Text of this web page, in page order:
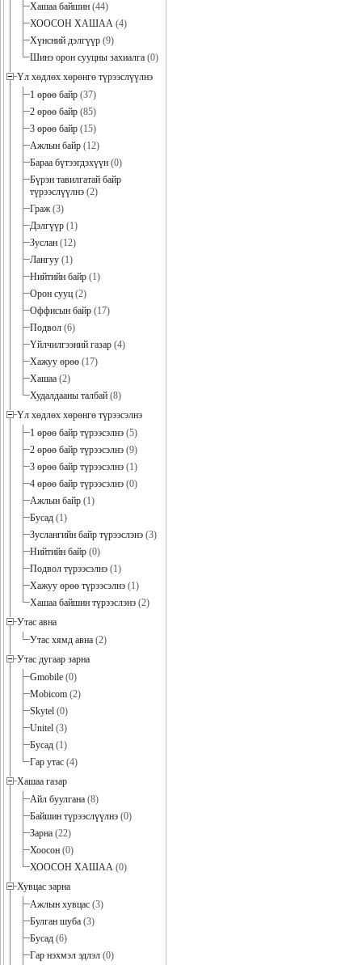
Хашаа байшин (44)
ХООСОН ХАШАА (4)
Хүнсний дэлгүүр (9)
Шинэ орон сууцны захиалга (0)
Үл хөдлөх хөрөнгө түрээслүүлнэ
1 өрөө байр (37)
2 өрөө байр (85)
3 өрөө байр (15)
Ажлын байр (12)
Бараа бүтээгдэхүүн (0)
Бүрэн тавилгатай байр
түрээслүүлнэ (2)
Граж(3)
Дэлгүүр (1)
Зуслан (12)
Лангуу (1)
Нийтийн байр (1)
Орон сууц (2)
Оффисын байр (17)
Подвол (6)
Үйлчилгээний газар (4)
Хажуу өрөө (17)
Хашаа (2)
Худалдааны талбай (8)
Үл хөдлөх хөрөнгө түрээсэлнэ
1 өрөө байр түрээсэлнэ (5)
2 өрөө байр түрээсэлнэ (9)
3 өрөө байр түрээсэлнэ (1)
4 өрөө байр түрээсэлнэ (0)
Ажлын байр (1)
Бусад (1)
Зуслангийн байр түрээслэнэ (3)
Нийтийн байр (0)
Подвол түрээсэлнэ (1)
Хажуу өрөө түрээсэлнэ (1)
Хашаа байшин түрээслэнэ (2)
Утас авна
Утас хямд авна (2)
Утас дугаар зарна
Gmobile (0)
Mobicom (2)
Skytel (0)
Unitel (3)
Бусад (1)
Гар утас (4)
Хашаа газар
Айл буулгана (8)
Байшин түрээслүүлнэ (0)
Зарна (22)
Хоосон (0)
ХООСОН ХАШАА (0)
Хувцас зарна
Ажлын хувцас (3)
Булган шуба (3)
Бусад (6)
Гар нэхмэл эдлэл (0)